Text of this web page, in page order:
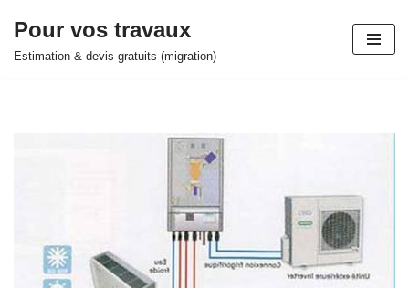
Aller
Pour vos travaux
Estimation & devis gratuits (migration)